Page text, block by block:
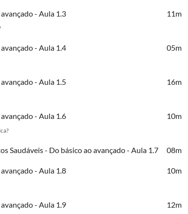
- Aula 1.3 11m
- Aula 1.4 05m
- Aula 1.5 16m
- Aula 1.6 10m
Saudáveis - Do básico ao avançado - Aula 1.7 08m
- Aula 1.8 10m
- Aula 1.9 12m